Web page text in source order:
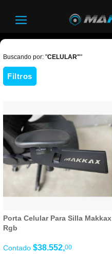
Buscando por: "CELULAR""
Filtros
Porta Celular Para Silla Makkax
Rgb
Contado $38.552,00